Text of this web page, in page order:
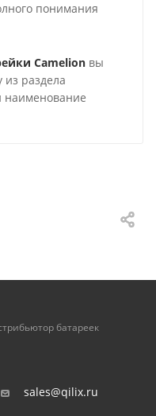
понимания
Camelionвы
раздела
наименование
батареек
sales@qilix.ru